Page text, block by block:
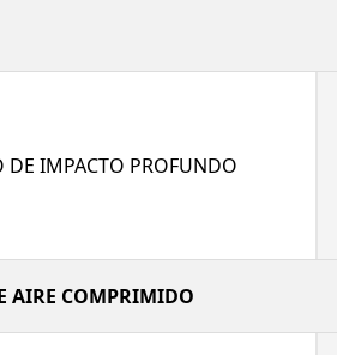
DE IMPACTO PROFUNDO
AIRE COMPRIMIDO